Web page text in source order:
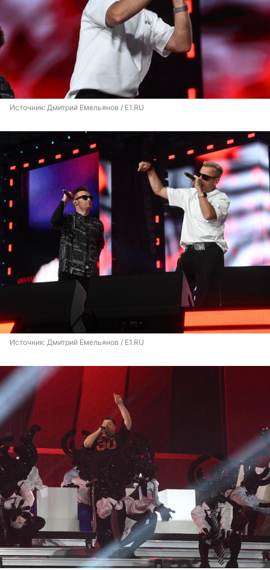
Источник: Дмитрий Емельянов / E1.RU
Источник: Дмитрий Емельянов / E1.RU